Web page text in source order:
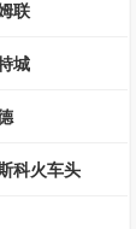
联
城
科火车头